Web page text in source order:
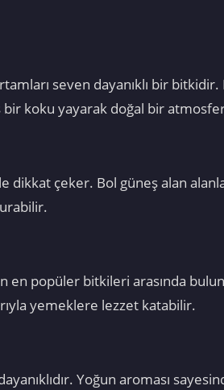
seven dayanıklı bir
bir koku yayarak doğal bir
çeker. Bol güneş alan
popüler bitkileri arasında
yemeklere lezzet katabilir.
Yoğun aroması